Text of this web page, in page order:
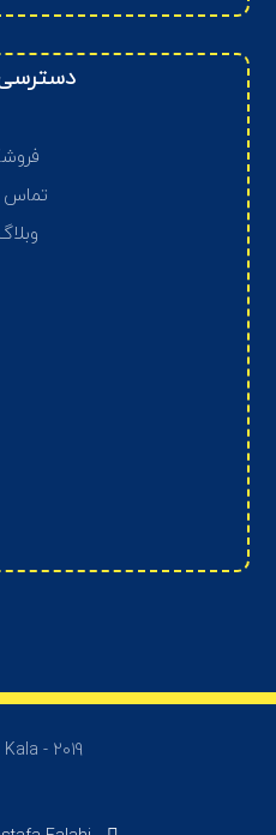
تماس
- 2019